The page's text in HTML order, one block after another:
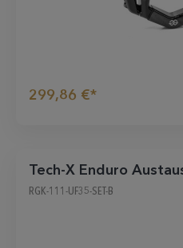
299,86 €*
Tech-X Enduro
schwarz
RGK-111-UF35-SET-B